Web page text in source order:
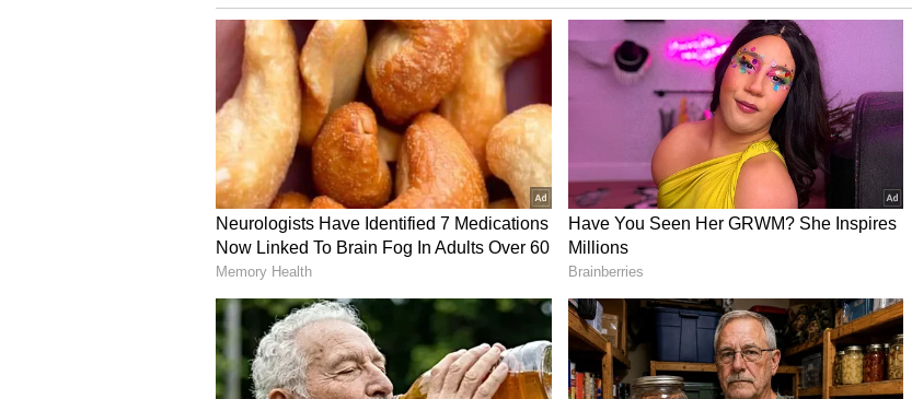
Image Credit : ChatGPT
పురోగతి కే ప్రాధాన్యత...
లైఫ్ లో సక్సెస్ అవ్వాలి అనుకుంటే... ప్రతి నిమిషం ముందుకు వెళ్లాలనే అనుకోవాలి చిన్న అవకాశం
వచ్చినా కూడా వదులుకోకూడదు. చిన్న చిన్న విషయాలకు ఎక్కువగా ఆలోచించకుండా ముందుకు వెళ్లాలి.
ఆత్మవిశ్వాసం చాలా ఎక్కువగా ఉండాలి. పనులు వాయిదా వేసే అలవాటు ఉండకూడదు. ఎప్పుడు
చేయాల్సిన పనిని అప్పుడే చేసేయాలి.
3.టైమ్ ఎలా వాడాలో తెలిసుండాలి..
టైమ్ ఎలా సద్వినియోగం చేసుకోవాలో తెలిస్తే...విజయం దానంతట అదే వరిస్తుంది. ఏ పనికి ఎంత టైమ్
పెట్టాలి..? జీవితంలో అత్యంత ముఖ్యమైన వాటికి మాత్రమే టైమ్ స్పెండ్ చేయాలి అని తెలిస్తే... కచ్చితంగా